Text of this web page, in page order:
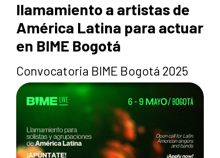
llamamiento a artistas de
América Latina para actuar
en BIME Bogotá
Convocatoria BIME Bogotá 2025